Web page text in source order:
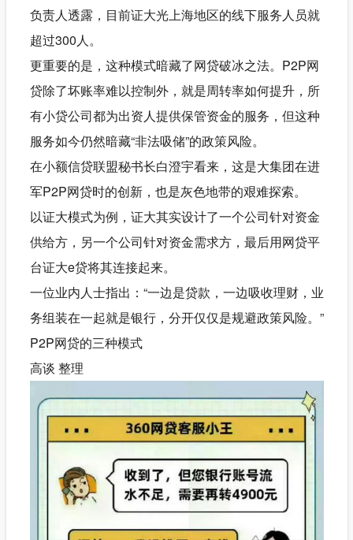
负责人透露，目前证大光上海地区的线下服务人员就
超过300人。
更重要的是，这种模式暗藏了网贷破冰之法。P2P网
贷除了坏账率难以控制外，就是周转率如何提升，所
有小贷公司都为出资人提供保管资金的服务，但这种
服务如今仍然暗藏“非法吸储”的政策风险。
在小额信贷联盟秘书长白澄宇看来，这是大集团在进
军P2P网贷时的创新，也是灰色地带的艰难探索。
以证大模式为例，证大其实设计了一个公司针对资金
供给方，另一个公司针对资金需求方，最后用网贷平
台证大e贷将其连接起来。
一位业内人士指出：“一边是贷款，一边吸收理财，业
务组装在一起就是银行，分开仅仅是规避政策风险。”
P2P网贷的三种模式
高谈 整理